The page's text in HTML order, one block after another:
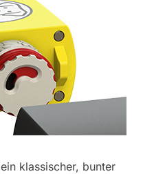
klassischer, bunter